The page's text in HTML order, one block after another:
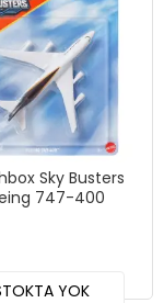
Sky Busters
747-400
YOK